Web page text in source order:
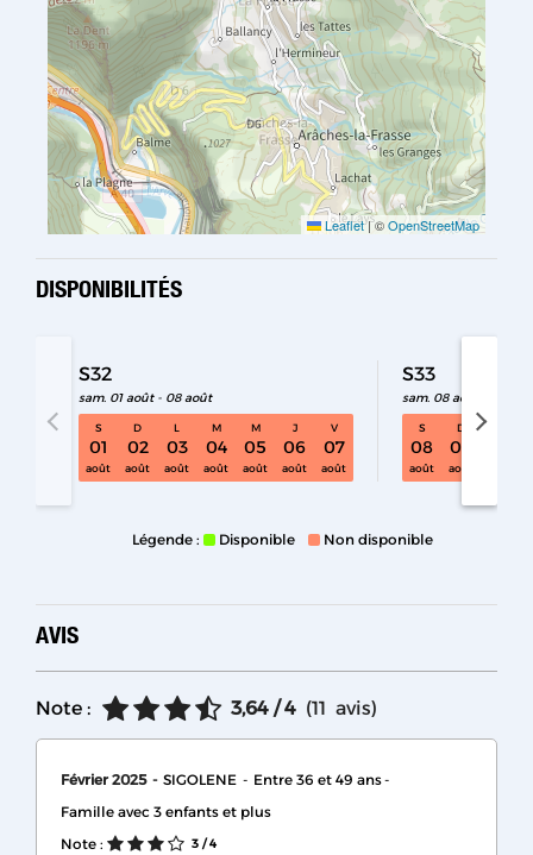
Leaflet|©OpenStreetMap
DISPONIBILITÉS
S32
sam. 01 août - 08 août
S
01
août
D
02
août
L
03
août
M
04
août
M
05
août
J
06
août
V
07
août
S33
sam. 08 août - 15 août
S
08
août
D
09
août
S32 sam. 01 août - 08 août
Légende : Disponible Non disponible
AVIS
Note : 3,64 / 4 (11 avis)
Février 2025 SIGOLENE
Entre 36 et 49 ans
Famille avec 3 enfants et plus
Note :
3 / 4